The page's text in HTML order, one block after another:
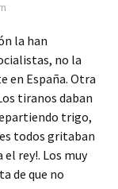
la han
no la
en España. Otra
tiranos daban
trigo,
todos gritaban
rey!. Los muy
de que no